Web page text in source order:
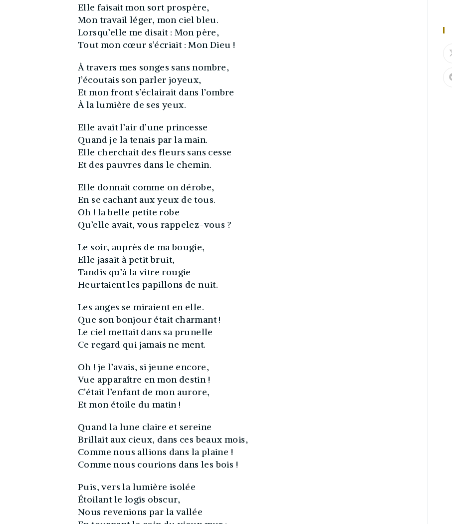
Elle faisait mon sort prospère,
Mon travail léger, mon ciel bleu.
Lorsqu’elle me disait : Mon père,
Tout mon cœur s’écriait : Mon Dieu !
À travers mes songes sans nombre,
J’écoutais son parler joyeux,
Et mon front s’éclairait dans l’ombre
À la lumière de ses yeux.
Elle avait l’air d’une princesse
Quand je la tenais par la main.
Elle cherchait des fleurs sans cesse
Et des pauvres dans le chemin.
Elle donnait comme on dérobe,
En se cachant aux yeux de tous.
Oh ! la belle petite robe
Qu’elle avait, vous rappelez-vous ?
Le soir, auprès de ma bougie,
Elle jasait à petit bruit,
Tandis qu’à la vitre rougie
Heurtaient les papillons de nuit.
Les anges se miraient en elle.
Que son bonjour était charmant !
Le ciel mettait dans sa prunelle
Ce regard qui jamais ne ment.
Oh ! je l’avais, si jeune encore,
Vue apparaître en mon destin !
C’était l’enfant de mon aurore,
Et mon étoile du matin !
Quand la lune claire et sereine
Brillait aux cieux, dans ces beaux mois,
Comme nous allions dans la plaine !
Comme nous courions dans les bois !
Puis, vers la lumière isolée
Étoilant le logis obscur,
Nous revenions par la vallée